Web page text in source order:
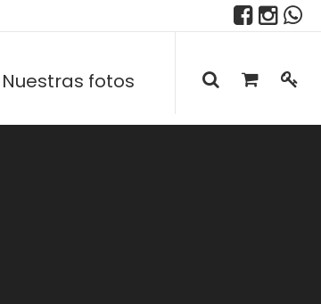
Nuestras fotos